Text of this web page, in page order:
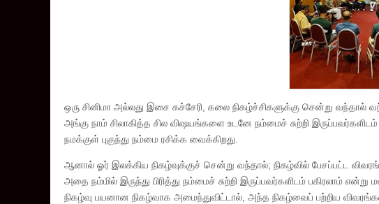
ஒரு சினிமா அல்லது இசை கச்சேரி, கலை நிகழ்ச்சிகளுக்கு சென்று வந்தால்
அங்கு நாம் சிலாகித்த சில விஷயங்களை உடனே நம்மைச் சுற்றி
நமக்குள் புகுந்து நம்மை ரசிக்க வைக்கிறது.
ஆனால் ஓர் இலக்கிய நிகழ்வுக்குச் சென்று வந்தால்; நிகழ்வில் பேசப்பட்ட
அதை நம்மில் இருந்து பிரித்து நம்மைச் சுற்றி இருப்பவர்களிடம் பகிரலாம்
நிகழ்வு பயனான நிகழ்வாக அமைந்துவிட்டால், அந்த நிகழ்வைப் பற்றிய